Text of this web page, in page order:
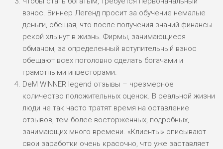
взнос. Виннер Легенд просит за обучение немалые
деньги, обещая, что после получения знаний финансы
рекой хлынут в жизнь. Фирмы, занимающиеся
обманом, за определенный вступительный взнос
обещают всех поголовно сделать богачами и
грамотными инвесторами.
DeM WINNER legend отзывы – чрезмерное
количество положительных оценок. В реальной жизни
люди не так часто тратят время на оставление
отзывов, тем более восторженных, подробных,
занимающих много времени. «Клиенты» описывают
свои заработки очень красочно, что уже заставляет